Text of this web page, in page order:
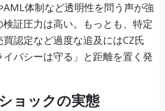
体制など透明性を問う声が強
証圧力は高い。もっとも、特定
認定など過度な追及にはCZ氏
バシーは守る」と距離を置く発
ョックの実態